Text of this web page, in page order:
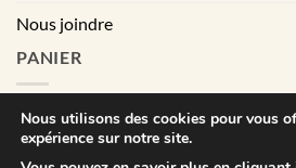
Nous joindre
PANIER
Conditions générales de vente
Nous utilisons des cookies pour vous
expérience sur notre site.